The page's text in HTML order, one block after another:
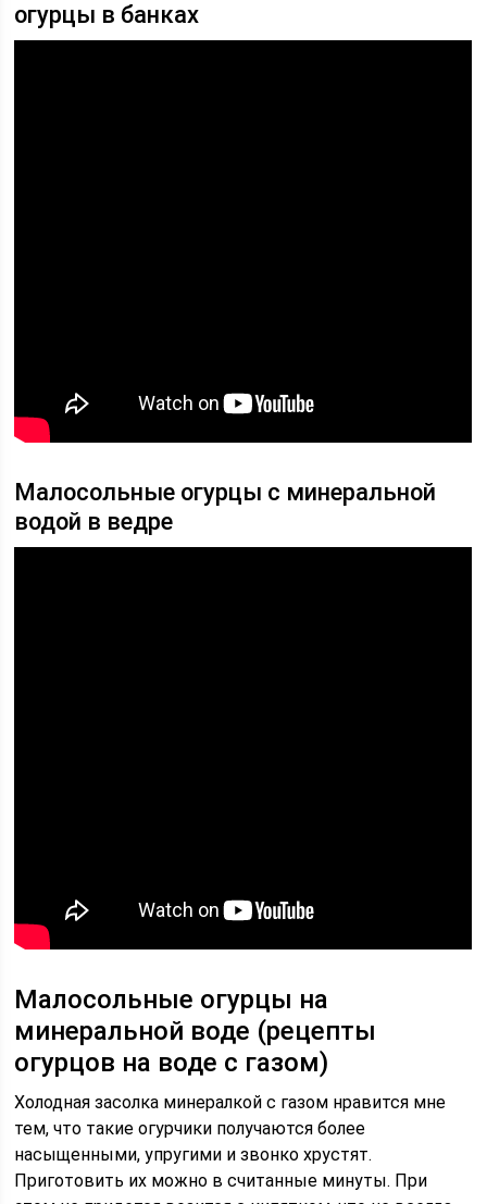
огурцы в банках
Малосольные огурцы с минеральной
водой в ведре
Малосольные огурцы на
минеральной воде (рецепты
огурцов на воде с газом)
Холодная засолка минералкой с газом нравится мне
тем, что такие огурчики получаются более
насыщенными, упругими и звонко хрустят.
Приготовить их можно в считанные минуты. При